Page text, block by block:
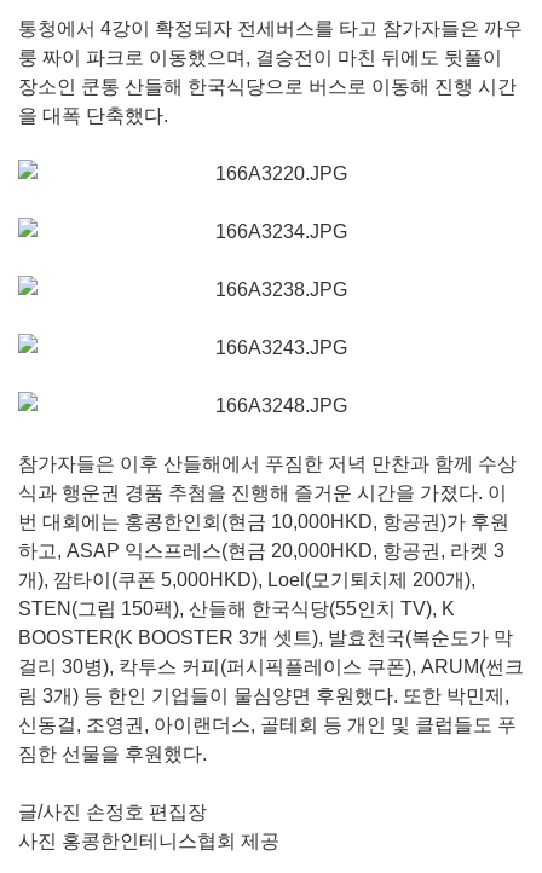
통청에서 4강이 확정되자 전세버스를 타고 참가자들은 까우
룽 짜이 파크로 이동했으며, 결승전이 마친 뒤에도 뒷풀이
장소인 쿤통 산들해 한국식당으로 버스로 이동해 진행 시간
을 대폭 단축했다.
참가자들은 이후 산들해에서 푸짐한 저녁 만찬과 함께 수상
식과 행운권 경품 추첨을 진행해 즐거운 시간을 가졌다. 이
번 대회에는 홍콩한인회(현금 10,000HKD, 항공권)가 후원
하고, ASAP 익스프레스(현금 20,000HKD, 항공권, 라켓 3
개), 깜타이(쿠폰 5,000HKD), Loel(모기퇴치제 200개),
STEN(그립 150팩), 산들해 한국식당(55인치 TV), K
BOOSTER(K BOOSTER 3개 셋트), 발효천국(복순도가 막
걸리 30병), 칵투스 커피(퍼시픽플레이스 쿠폰), ARUM(썬크
림 3개) 등 한인 기업들이 물심양면 후원했다. 또한 박민제,
신동걸, 조영권, 아이랜더스, 골테회 등 개인 및 클럽들도 푸
짐한 선물을 후원했다.
글/사진 손정호 편집장
사진 홍콩한인테니스협회 제공